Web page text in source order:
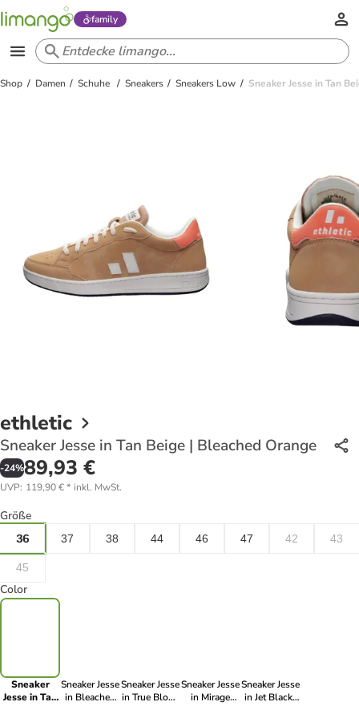
family
Shop Damen Schuhe Sneakers Sneakers Low Sneaker Jesse in Tan
ethletic
Sneaker Jesse in Tan Beige | Bleached Orange
-24%89,93 €
UVP: 119,90 €* inkl. MwSt.
Größe
36 37 38 44 46 47 42 43
45
Color
Sneaker
Jesse in Tan
Sneaker Jesse
in Bleached
Sneaker Jesse
in True Blood
Sneaker Jesse
in Mirage
Sneaker Jesse
in Jet Black |